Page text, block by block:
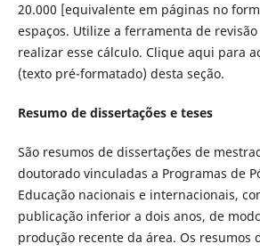
20.000 [equivalente em páginas no
espaços. Utilize a ferramenta de
realizar esse cálculo. Clique aqui para
(texto pré-formatado) desta seção.
Resumo de dissertações e teses
São resumos de dissertações de
doutorado vinculadas a Programas de
Educação nacionais e internacionais,
publicação inferior a dois anos, de
produção recente da área. Os resumos